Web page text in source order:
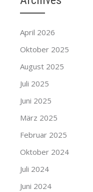
April 2026
Oktober 2025
August 2025
Juli 2025
Juni 2025
März 2025
Februar 2025
Oktober 2024
Juli 2024
Juni 2024